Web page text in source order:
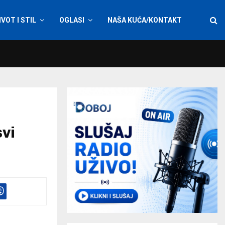
I STIL OGLASI NAŠA KUĆA/KONTAKT